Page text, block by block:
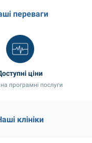
переваги
ціни
програмні послуги
клініки